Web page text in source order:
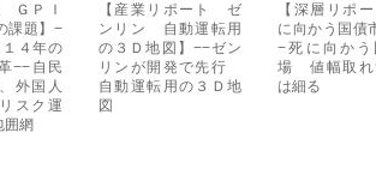
ＧＰＩ
課題】−
４年の
−−自民
外国人
スク運
囲網
【産業リポート ゼ
ンリン 自動運転用
の３Ｄ地図】−−ゼン
リンが開発で先行
自動運転用の３Ｄ地
図
【深層リポ
に向かう国債
−死に向かう
場 値幅取れ
は細る